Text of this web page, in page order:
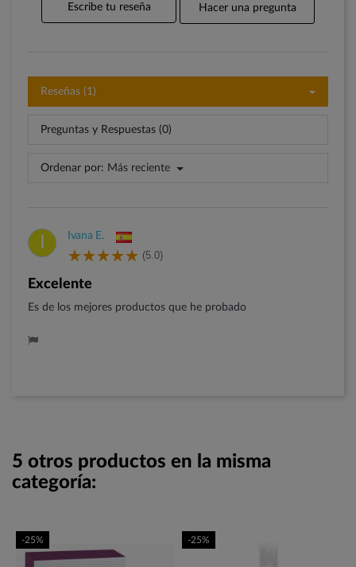
Escribe tu reseña Hacer una pregunta
Reseñas (1)
Preguntas y Respuestas (0)
Ordenar por: Más reciente
Ivana E.
(5.0)
Excelente
Es de los mejores productos que he probado
5 otros productos en la misma
categoría:
-25% -25%